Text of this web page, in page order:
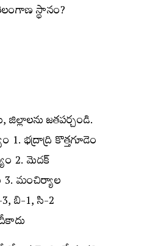
స్థానం?
జతపర్చండి.
భద్రాద్రి కొత్తగూడెం
2. మెదక్
మంచిర్యాల
బి-1, సి-2